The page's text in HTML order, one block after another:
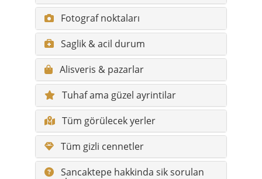
Alisveris & pazarlar
Tuhaf ama güzel ayrintilar
Tüm görülecek yerler
Tüm gizli cennetler
Sancaktepe hakkinda sik sorulan
sorular
Ana yerler ve kisa açiklamalar
Mahalleler ve kisa açiklamalar